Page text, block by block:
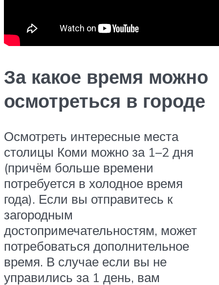
За какое время можно
осмотреться в городе
Осмотреть интересные места
столицы Коми можно за 1–2 дня
(причём больше времени
потребуется в холодное время
года). Если вы отправитесь к
загородным
достопримечательностям, может
потребоваться дополнительное
время. В случае если вы не
управились за 1 день, вам